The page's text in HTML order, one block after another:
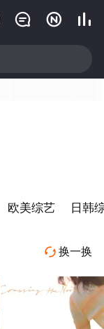
  
欧美综艺 日韩
 换一换